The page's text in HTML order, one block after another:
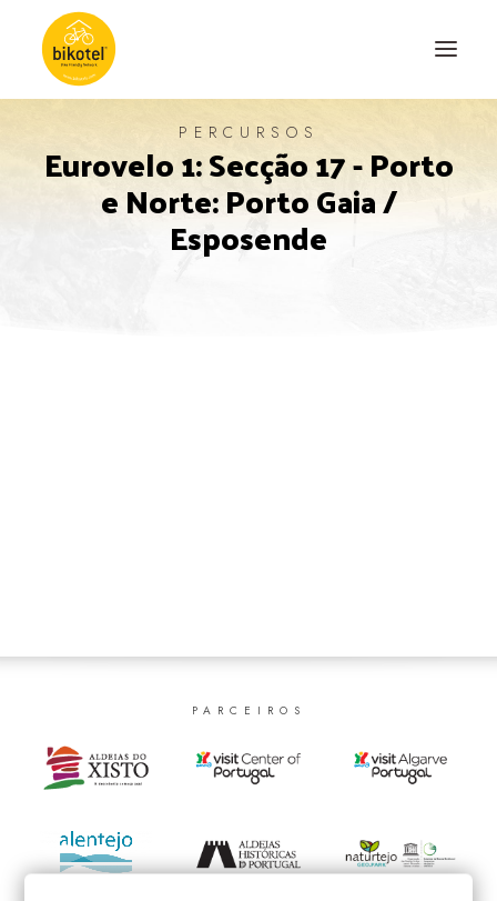
SOBRE NÓS
DESTINOS
PERCURSOS
Eurovelo 1: Secção 17 - Porto
e Norte: Porto Gaia /
Esposende
PARCEIROS